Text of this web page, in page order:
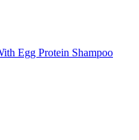
Egg Protein Shampoo